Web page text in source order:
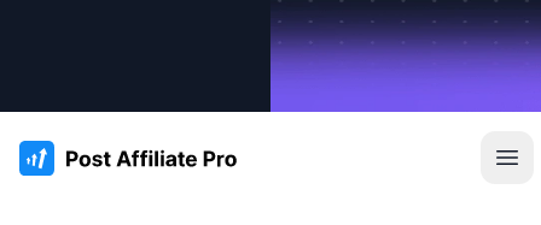
:site.title